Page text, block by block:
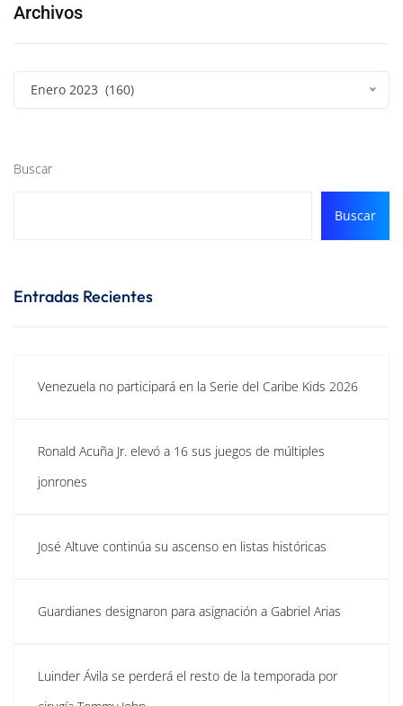
Archivos
Enero 2023 (160)
Buscar
Buscar
Entradas Recientes
Venezuela no participará en la Serie del Caribe Kids 2026
Ronald Acuña Jr. elevó a 16 sus juegos de múltiples
jonrones
José Altuve continúa su ascenso en listas históricas
Guardianes designaron para asignación a Gabriel Arias
Luinder Ávila se perderá el resto de la temporada por